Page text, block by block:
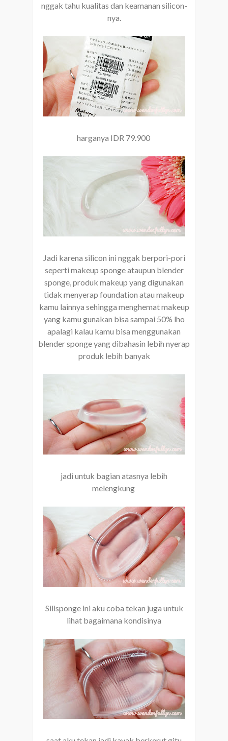
nggak tahu kualitas dan keamanan silicon-
nya.
harganya IDR 79.900
Jadi karena silicon ini nggak berpori-pori
seperti makeup sponge ataupun blender
sponge, produk makeup yang digunakan
tidak menyerap foundation atau makeup
kamu lainnya sehingga menghemat makeup
yang kamu gunakan bisa sampai 50% lho
apalagi kalau kamu bisa menggunakan
blender sponge yang dibahasin lebih nyerap
produk lebih banyak
jadi untuk bagian atasnya lebih
melengkung
Silisponge ini aku coba tekan juga untuk
lihat bagaimana kondisinya